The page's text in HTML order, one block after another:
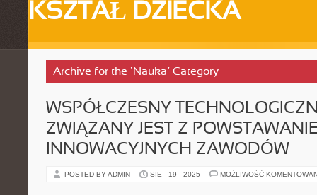
KSZTAŁ DZIECKA
Archive for the ‘Nauka’ Category
WSPÓŁCZESNY
ZWIĄZANY JEST Z
INNOWACYJNYCH ZAWODÓW
POSTED BY ADMIN SIE - 19 - 2025 MOŻLIWOŚĆ